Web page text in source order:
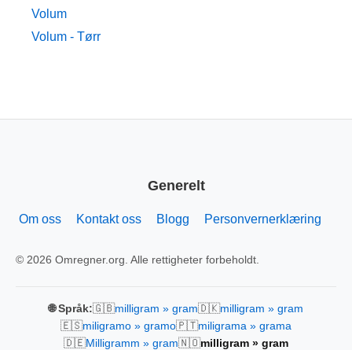
Volum
Volum - Tørr
Generelt
Om oss Kontakt oss Blogg Personvernerklæring
© 2026 Omregner.org. Alle rettigheter forbeholdt.
🌐 Språk:🇬🇧milligram » gram🇩🇰milligram » gram
🇪🇸miligramo » gramo🇵🇹miligrama » grama
🇩🇪Milligramm » gram🇳🇴milligram » gram